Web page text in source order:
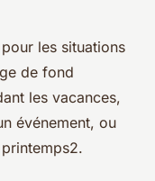
les situations
de fond
les vacances,
événement, ou